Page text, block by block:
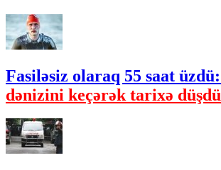
Fasiləsiz olaraq 55 saat üzdü:
dənizini keçərək tarixə düşdü